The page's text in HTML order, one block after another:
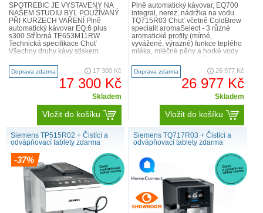
SPOTŘEBIČ JE VYSTAVENÝ NA
NAŠEM STUDIU BYL POUŽÍVANÝ
PŘI KURZECH VAŘENÍ Plně
automatický kávovar EQ.6 plus
s300 Stříbrná TE653M11RW
Technická specifikace Chuť
Všechny druhy kávy stiskem
jednoho tlačítka: Espresso,
Espresso Macchiato, káva,
Cappuccino, Latte Macchia..
Doprava zdarma 17 300 Kč
17 300 Kč
Skladem
Vložit do košíku
Plně automatický kávovar, EQ700
integral, nerez, nádržka na vodu
TQ715R03 Chuť včetně ColdBrew
specialit aromaSelect - 3 různé
aromatické profily (mírné,
vyvážené, výrazné) funkce teplého
mléka, mléčné pěny a horké vody
nastavitelný poměr mléka pro
klasické mléčné nápoj..
Doprava zdarma 26 977 Kč
26 977 Kč
Skladem
Vložit do košíku
Siemens TP515R02 + Čistící a
odvápňovací tablety zdarma
-37%
Siemens TQ717R03 + Čistící a
odvápňovací tablety zdarma